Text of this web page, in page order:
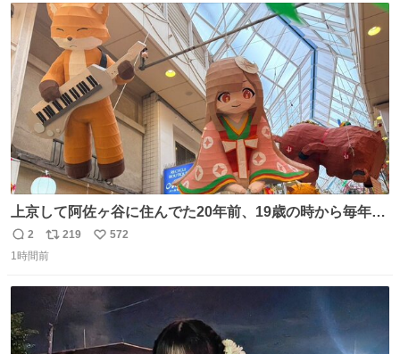
ト
数
数
上京して阿佐ヶ谷に住んでた20年前、19歳の時から毎年参
加してるお祭りなのでとっても感慨深いです。うれしーー
ー！作っていただいた方本当にありがとう。
返
信
2
リ
ポ
数
219
い
数
572
1時間前